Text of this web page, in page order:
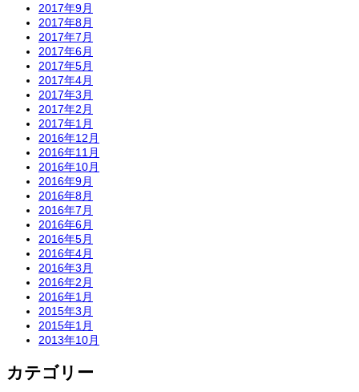
2017年9月
2017年8月
2017年7月
2017年6月
2017年5月
2017年4月
2017年3月
2017年2月
2017年1月
2016年12月
2016年11月
2016年10月
2016年9月
2016年8月
2016年7月
2016年6月
2016年5月
2016年4月
2016年3月
2016年2月
2016年1月
2015年3月
2015年1月
2013年10月
カテゴリー